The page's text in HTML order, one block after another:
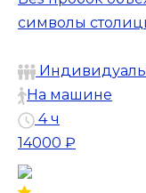
символы
На машине
4 ч
14000 ₽